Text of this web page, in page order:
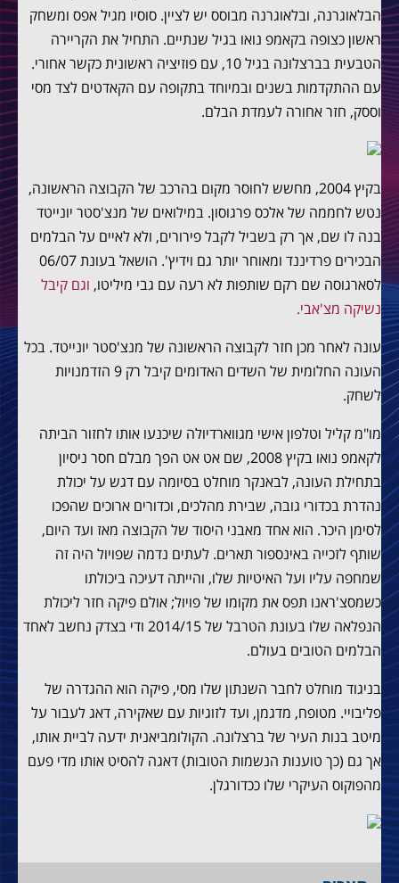
הבלאוגרנה, ובלאוגרנה מבוסס יש לציין. סוסיו מגיל אפס ומשחק
ראשון כצופה בקאמפ נואו בגיל שנתיים. התחיל את הקריירה
הטבעית בברצלונה בגיל 10, עם פוזיציה ראשונית כקשר אחורי.
עם ההתקדמות בשנים ובמיוחד בתקופה עם הקאדטים לצד מסי
וססק, חזר אחורה לעמדת הבלם.
בקיץ 2004, מחשש לחוסר מקום בהרכב של הקבוצה הראשונה,
נטש לחממה של אלכס פרגוסון. במילואים של מנצ'סטר יונייטד
בנה לו שם, אך רק בשביל לקבל פירורים, ולא לאיים על הבלמים
הבכירים פרדיננד ומאוחר יותר גם וידיץ'. הושאל בעונת 06/07
לסארגוסה שם רקם שותפות לא רעה עם גבי מיליטו, וגם קיבל
נשיקה מצ'אבי.
עונה לאחר מכן חזר לקבוצה הראשונה של מנצ'סטר יונייטד. בכל
העונה החלומית של השדים האדומים קיבל רק 9 הזדמנויות
לשחק.
מו"מ קליל וטלפון אישי מגווארדיולה שיכנעו אותו לחזור הביתה
לקאמפ נואו בקיץ 2008, שם אט אט הפך מבלם חסר ניסיון
בתחילת העונה, לבאנקר מוחלט בסיומה עם דגש על יכולת
נהדרת בכדורי גובה, שבירת מהלכים, וכדורים ארוכים שהפכו
לסימן היכר. הוא אחד מאבני היסוד של הקבוצה מאז ועד היום,
שותף לזכייה באינספור תארים. לעתים נדמה שפויול היה זה
שמחפה עליו ועל האיטיות שלו, והייתה דעיכה ביכולתו
כשמסצ'ראנו תפס את מקומו של פויול; אולם פיקה חזר ליכולת
הנפלאה שלו בעונת הטרבל של 2014/15 ודי בצדק נחשב לאחד
הבלמים הטובים בעולם.
בניגוד מוחלט לחבר השנתון שלו מסי, פיקה הוא ההגדרה של
פליבויי. מטופח, מדגמן, ועד לזוגיות עם שאקירה, דאג לעבור על
מיטב בנות העיר של ברצלונה. הקולומביאנית ידעה לביית אותו,
אך גם (כך טוענות הנשמות הטובות) דאגה להסיט אותו מדי פעם
מהפוקוס העיקרי שלו ככדורגלן.